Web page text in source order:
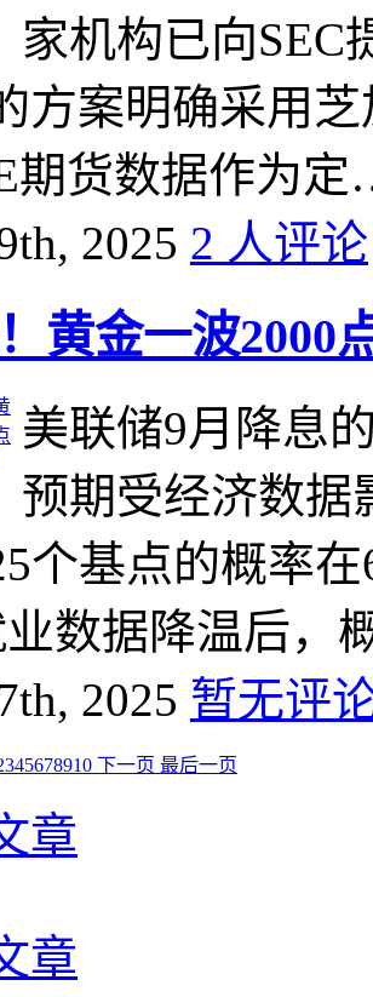
家机构已向SEC
方案明确采用
期货数据作为
2025 2 人评论
黄金一波2000
美联储9月降息
预期受经济数据
个基点的概率
业数据降温后，
2025 暂无评
345678910 下一页 最后一页
章
章